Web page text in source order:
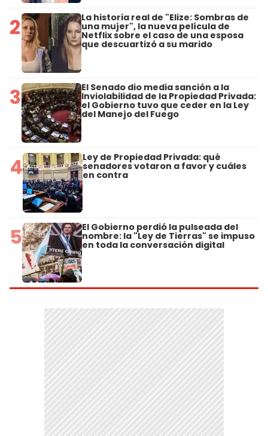
2 La historia real de "Elize: Sombras de
una mujer", la nueva película de
Netflix sobre el caso de una esposa
que descuartizó a su marido
3 El Senado dio media sanción a la
Inviolabilidad de la Propiedad Privada:
el Gobierno tuvo que ceder en la Ley
del Manejo del Fuego
4 Ley de Propiedad Privada: qué
senadores votaron a favor y cuáles
en contra
5 El Gobierno perdió la pulseada del
nombre: la "Ley de Tierras" se impuso
en toda la conversación digital